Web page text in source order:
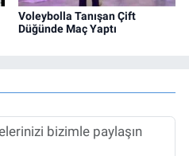
Voleybolla Tanışan Çift
Düğünde Maç Yaptı